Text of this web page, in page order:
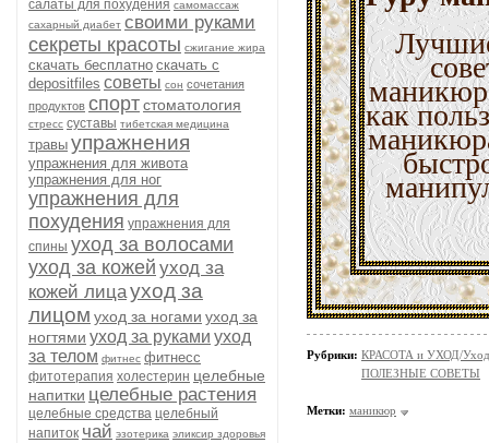
салаты для похудения самомассаж
сахарный диабет своими руками
секреты красоты сжигание жира
скачать бесплатно скачать с
depositfiles советы сон сочетания
продуктов спортстоматология
стресс суставы тибетская медицина
травы упражнения
упражнения для живота
упражнения для ног
упражнения для
похудения упражнения для
спины уход за волосами
уход за кожей уход за
кожей лицауход за
лицом уход за ногами уход за
ногтями уход за руками уход
за телом фитнес фитнесс
фитотерапия холестерин целебные
напитки целебные растения
целебные средства целебный
напиток чай эзотерика эликсир здоровья
как
Рубрики: КРАСОТА и УХОД/Уход
ПОЛЕЗНЫЕ СОВЕТЫ
Метки: маникюр